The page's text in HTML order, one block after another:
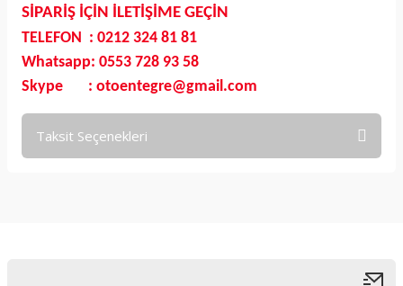
SİPARİŞ İÇİN İLETİŞİME GEÇİN
TELEFON : 0212 324 81 81
Whatsapp: 0553 728 93 58
Skype : otoentegre@gmail.com
Taksit Seçenekleri